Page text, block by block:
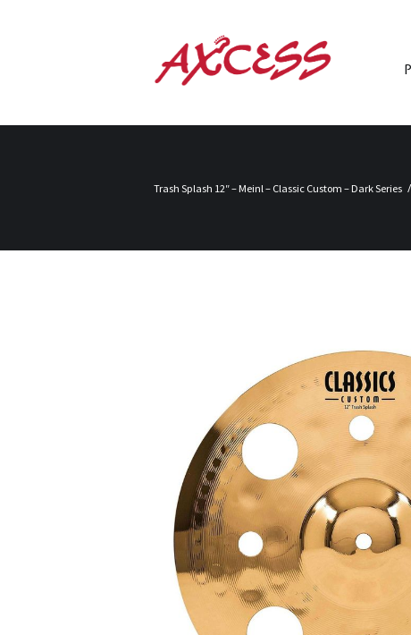
Trash Splash 12″ – Meinl – Classic Custom – Dark Series